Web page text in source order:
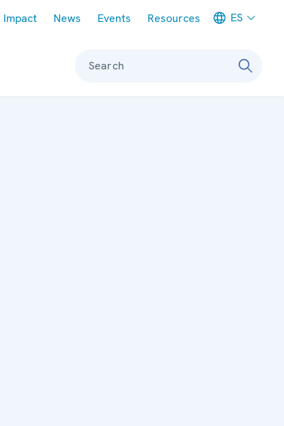
Impact News Events Resources ES
Search